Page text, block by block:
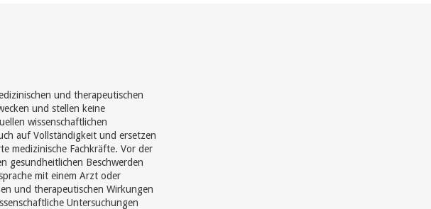
und therapeutischen
und stellen keine
wissenschaftlichen
auf Vollständigkeit und ersetzen
medizinische Fachkräfte. Vor der
gesundheitlichen Beschwerden
mit einem Arzt oder
und therapeutischen Wirkungen
Untersuchungen